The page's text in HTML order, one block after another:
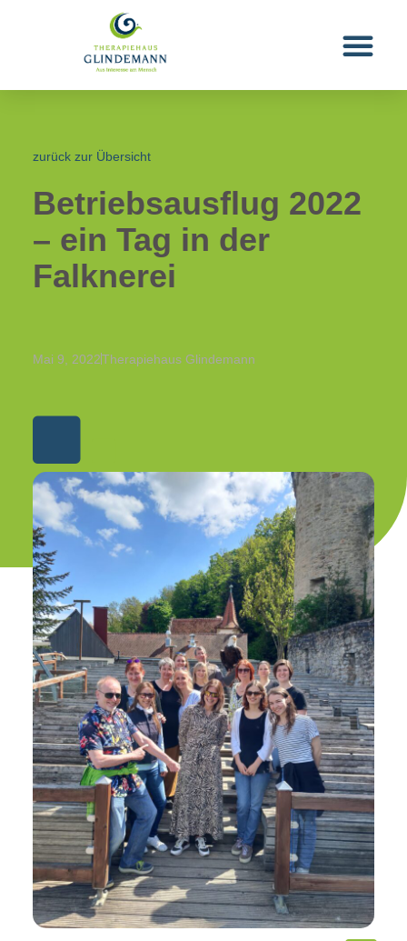
zurück zur Übersicht
Betriebsausflug 2022
– ein Tag in der
Falknerei
Mai 9, 2022Therapiehaus Glindemann